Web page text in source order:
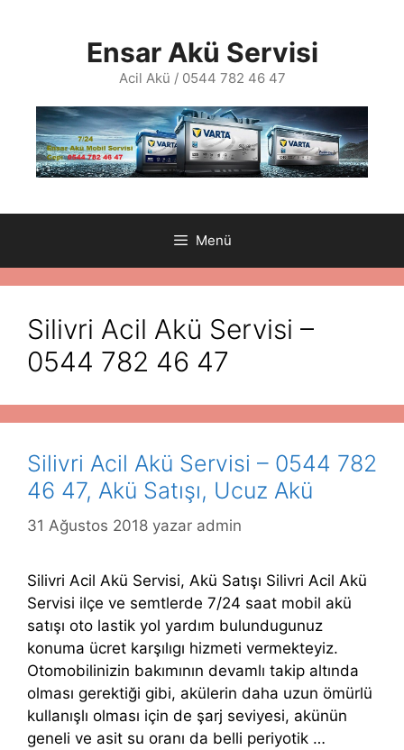
Ensar Akü Servisi
Acil Akü / 0544 782 46 47
Menü
Silivri Acil Akü Servisi –
0544 782 46 47
Silivri Acil Akü Servisi – 0544 782
46 47, Akü Satışı, Ucuz Akü
31 Ağustos 2018 yazar admin
Silivri Acil Akü Servisi, Akü Satışı Silivri Acil Akü
Servisi ilçe ve semtlerde 7/24 saat mobil akü
satışı oto lastik yol yardım bulundugunuz
konuma ücret karşılıgı hizmeti vermekteyiz.
Otomobilinizin bakımının devamlı takip altında
olması gerektiği gibi, akülerin daha uzun ömürlü
kullanışlı olması için de şarj seviyesi, akünün
geneli ve asit su oranı da belli periyotik …